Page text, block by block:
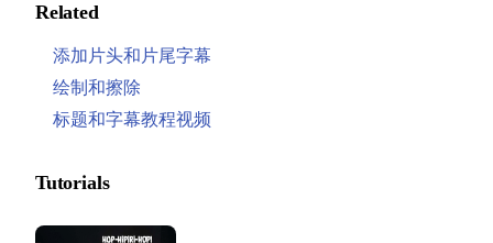
Related
添加片头和片尾字幕
绘制和擦除
标题和字幕教程视频
Tutorials